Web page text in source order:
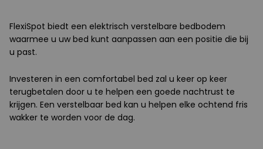
FlexiSpot biedt een elektrisch verstelbare bedbodem
waarmee u uw bed kunt aanpassen aan een positie die bij
u past.
Investeren in een comfortabel bed zal u keer op keer
terugbetalen door u te helpen een goede nachtrust te
krijgen. Een verstelbaar bed kan u helpen elke ochtend fris
wakker te worden voor de dag.